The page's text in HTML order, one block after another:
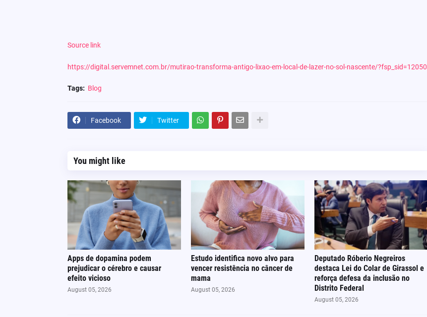
Source link
https://digital.servemnet.com.br/mutirao-transforma-antigo-lixao-em-local-de-lazer-no-sol-nascente/?fsp_sid=12050
Tags: Blog
Facebook Twitter
You might like
Apps de dopamina podem
prejudicar o cérebro e causar
efeito vicioso
August 05, 2026
Estudo identifica novo alvo para
vencer resistência no câncer de
mama
August 05, 2026
Deputado Róberio Negreiros
destaca Lei do Colar de Girassol e
reforça defesa da inclusão no
Distrito Federal
August 05, 2026